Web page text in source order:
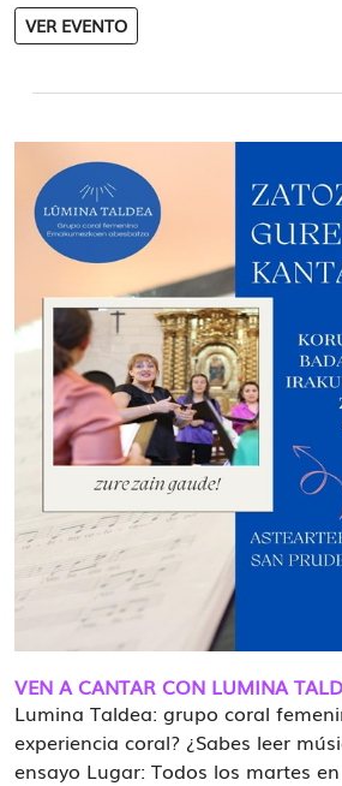
VER EVENTO
VEN A CANTAR CON LUMINA
Lumina Taldea: grupo coral
experiencia coral? ¿Sabes leer
ensayo Lugar: Todos los martes